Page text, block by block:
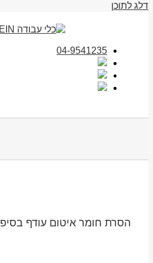
דלג לתוכן
04-9541235
הסרת חומר איטום עודף